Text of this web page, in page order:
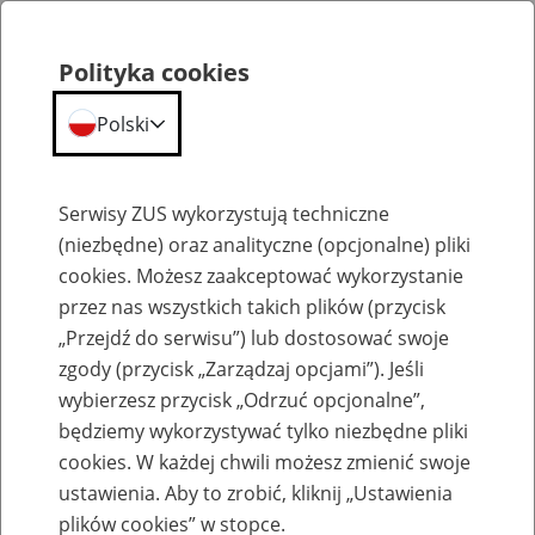
Emerytury
Baza zlikwidowanych lub
przekształconych zakładów pracy
Polityka cookies
Polski
Serwisy ZUS wykorzystują techniczne
(niezbędne) oraz analityczne (opcjonalne) pliki
cookies. Możesz zaakceptować wykorzystanie
przez nas wszystkich takich plików (przycisk
„Przejdź do serwisu”) lub dostosować swoje
zgody (przycisk „Zarządzaj opcjami”). Jeśli
wybierzesz przycisk „Odrzuć opcjonalne”,
będziemy wykorzystywać tylko niezbędne pliki
cookies. W każdej chwili możesz zmienić swoje
ustawienia. Aby to zrobić, kliknij „Ustawienia
plików cookies” w stopce.